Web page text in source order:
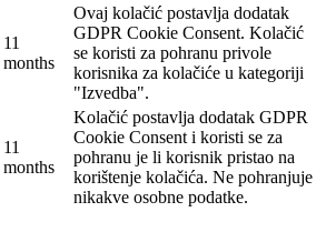
11
months
Ovaj kolačić postavlja dodatak
GDPR Cookie Consent. Kolačić
se koristi za pohranu privole
korisnika za kolačiće u kategoriji
"Izvedba".
11
months
Kolačić postavlja dodatak GDPR
Cookie Consent i koristi se za
pohranu je li korisnik pristao na
korištenje kolačića. Ne pohranjuje
nikakve osobne podatke.